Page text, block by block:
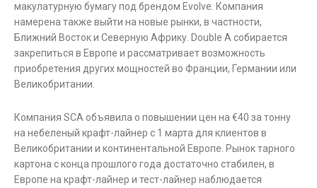
макулатурную бумагу под брендом Evolve. Компания
намерена также выйти на новые рынки, в частности,
Ближний Восток и Северную Африку. Double A собирается
закрепиться в Европе и рассматривает возможность
приобретения других мощностей во Франции, Германии или
Великобритании.
Компания SCA объявила о повышении цен на €40 за тонну
на небеленый крафт-лайнер с 1 марта для клиентов в
Великобритании и континентальной Европе. Рынок тарного
картона с конца прошлого года достаточно стабилен, в
Европе на крафт-лайнер и тест-лайнер наблюдается